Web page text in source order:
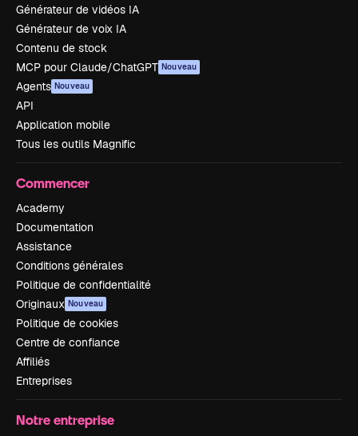
Générateur de vidéos IA
Générateur de voix IA
Contenu de stock
MCP pour Claude/ChatGPT Nouveau
Agents Nouveau
API
Application mobile
Tous les outils Magnific
Commencer
Academy
Documentation
Assistance
Conditions générales
Politique de confidentialité
Originaux Nouveau
Politique de cookies
Centre de confiance
Affiliés
Entreprises
Notre entreprise